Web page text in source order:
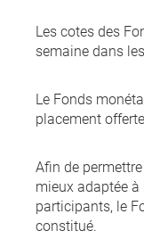
Les cotes des
semaine dans
Le Fonds
placement
Afin de
mieux adaptée
participants, le
constitué.